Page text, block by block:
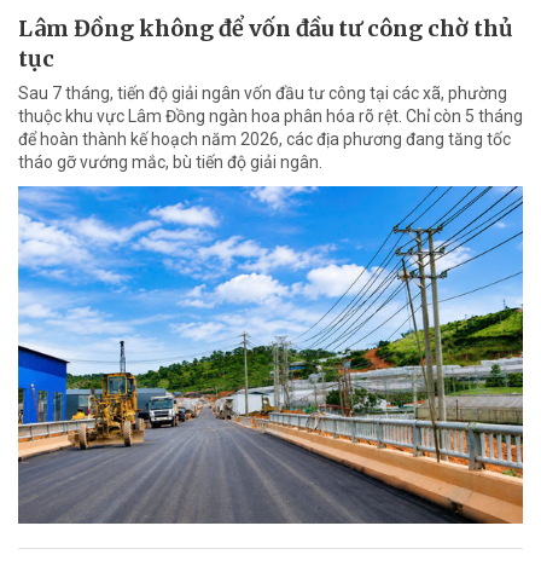
Lâm Đồng không để vốn đầu tư công chờ thủ
tục
Sau 7 tháng, tiến độ giải ngân vốn đầu tư công tại các xã, phường
thuộc khu vực Lâm Đồng ngàn hoa phân hóa rõ rệt. Chỉ còn 5 tháng
để hoàn thành kế hoạch năm 2026, các địa phương đang tăng tốc
tháo gỡ vướng mắc, bù tiến độ giải ngân.